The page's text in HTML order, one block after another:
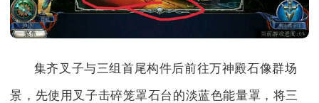
集齐叉子与三组首尾构件后前往万神殿石像群场
景，先使用叉子击碎笼罩石台的淡蓝色能量罩，将三